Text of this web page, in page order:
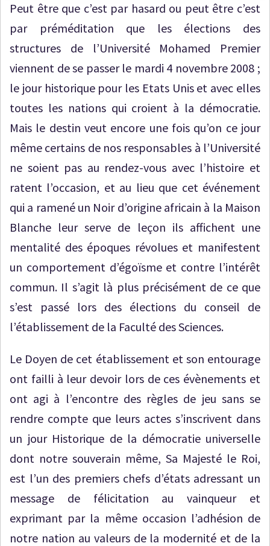
Peut être que c’est par hasard ou peut être c’est
par préméditation que les élections des
structures de l’Université Mohamed Premier
viennent de se passer le mardi 4 novembre 2008 ;
le jour historique pour les Etats Unis et avec elles
toutes les nations qui croient à la démocratie.
Mais le destin veut encore une fois qu’on ce jour
même certains de nos responsables à l’Université
ne soient pas au rendez-vous avec l’histoire et
ratent l’occasion, et au lieu que cet événement
qui a ramené un Noir d’origine africain à la Maison
Blanche leur serve de leçon ils affichent une
mentalité des époques révolues et manifestent
un comportement d’égoïsme et contre l’intérêt
commun. Il s’agit là plus précisément de ce que
s’est passé lors des élections du conseil de
l’établissement de la Faculté des Sciences.
Le Doyen de cet établissement et son entourage
ont failli à leur devoir lors de ces évènements et
ont agi à l’encontre des règles de jeu sans se
rendre compte que leurs actes s’inscrivent dans
un jour Historique de la démocratie universelle
dont notre souverain même, Sa Majesté le Roi,
est l’un des premiers chefs d’états adressant un
message de félicitation au vainqueur et
exprimant par la même occasion l’adhésion de
notre nation au valeurs de la modernité et de la